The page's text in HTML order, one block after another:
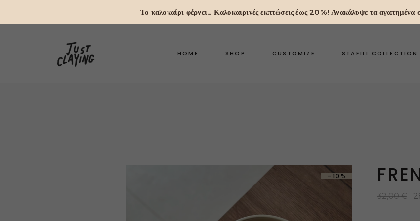
HOME SHOP CUSTOMIZE STAFILI COLLECTION
-10%
32,00€
Το καλοκαίρι φέρνει... Καλοκαιρινές εκπτώσεις έως 20%! Ανακάλυψε τα αγαπημένα